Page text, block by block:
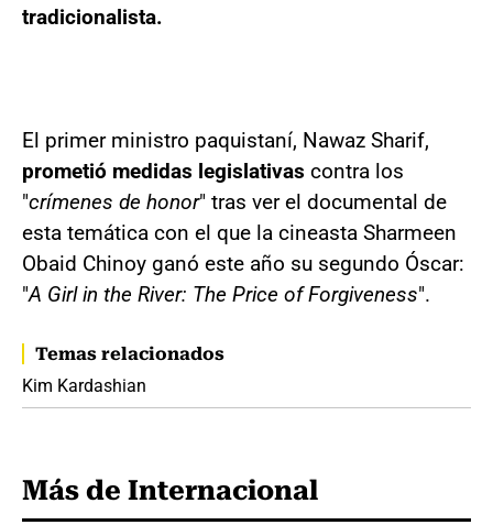
tradicionalista.
El primer ministro paquistaní, Nawaz Sharif,
prometió medidas legislativas contra los
"crímenes de honor" tras ver el documental de
esta temática con el que la cineasta Sharmeen
Obaid Chinoy ganó este año su segundo Óscar:
"A Girl in the River: The Price of Forgiveness".
Temas relacionados
Kim Kardashian
Más de Internacional